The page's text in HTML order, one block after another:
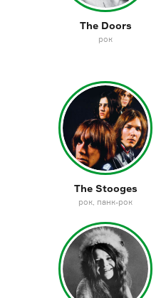
The Doors
рок
The Stooges
рок панк-рок